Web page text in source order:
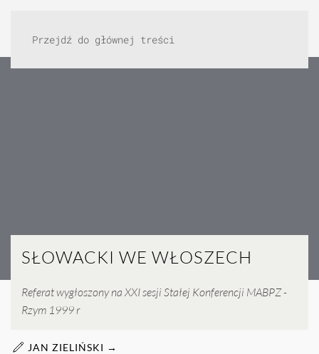
Przejdź do głównej treści
SŁOWACKI WE WŁOSZECH
Referat wygłoszony na XXI sesji Stałej Konferencji MABPZ -
Rzym 1999 r
JAN ZIELIŃSKI →